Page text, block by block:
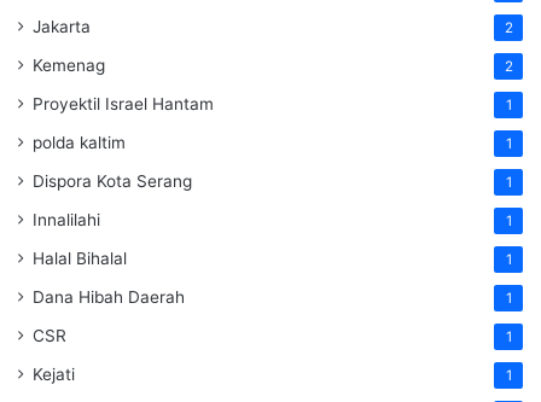
Jakarta 2
Kemenag 2
Proyektil Israel Hantam 1
polda kaltim 1
Dispora Kota Serang 1
Innalilahi 1
Halal Bihalal 1
Dana Hibah Daerah 1
CSR 1
Kejati 1